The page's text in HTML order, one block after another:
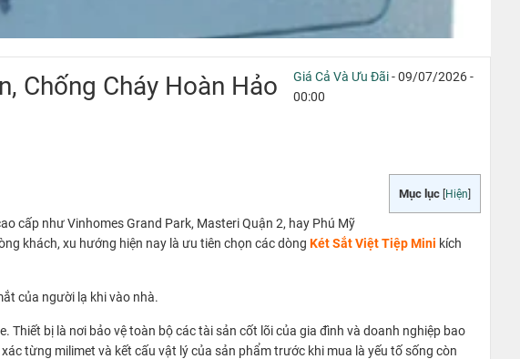
Chống Cháy Hoàn Hảo
Giá Cả Và Ưu Đãi- 09/07/2026 -
00:00
Mục lục Hiện
cấp như Vinhomes Grand Park, Masteri Quận 2, hay Phú Mỹ
khách, xu hướng hiện nay là ưu tiên chọn các dòng Két Sắt Việt Tiệp Mini kích
của người lạ khi vào nhà.
bị là nơi bảo vệ toàn bộ các tài sản cốt lõi của gia đình và doanh nghiệp bao
từng milimet và kết cấu vật lý của sản phẩm trước khi mua là yếu tố sống còn